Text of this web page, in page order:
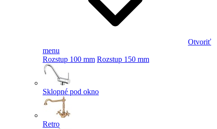
Otvoriť
menu
Rozstup 100 mm Rozstup 150 mm
Sklopné pod okno
Retro